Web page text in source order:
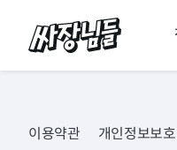
싸장님들
이용약관 개인정보보